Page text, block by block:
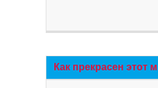
Как прекрасен этот